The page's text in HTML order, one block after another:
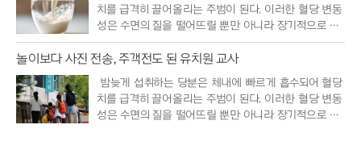
치를 급격히 끌어올리는 주범이 된다. 이러한 혈당 변동
성은 수면의 질을 떨어뜨릴 뿐만 아니라 장기적으로 대
사 질환의 위..
놀이보다 사진 전송, 주객전도 된 유치원 교사
밤늦게 섭취하는 당분은 체내에 빠르게 흡수되어 혈당
치를 급격히 끌어올리는 주범이 된다. 이러한 혈당 변동
성은 수면의 질을 떨어뜨릴 뿐만 아니라 장기적으로 대